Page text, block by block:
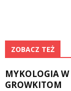
ZOBACZ TEŻ
MYKOLOGIA
GROWKITOM